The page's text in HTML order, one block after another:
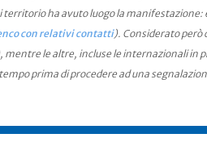
ha avuto luogo la
con relativi contatti). Considerato però
le altre, incluse le internazionali
prima di procedere ad una